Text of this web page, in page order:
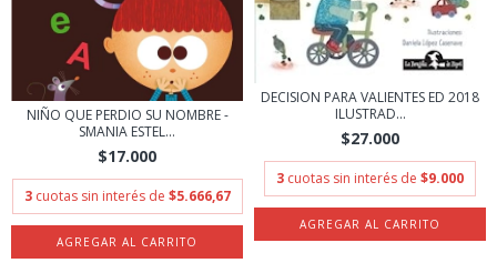
NIÑO QUE PERDIO SU NOMBRE -
SMANIA ESTEL...
$17.000
3 cuotas sin interés de $5.666,67
DECISION PARA VALIENTES ED 2018
ILUSTRAD...
$27.000
3 cuotas sin interés de $9.000